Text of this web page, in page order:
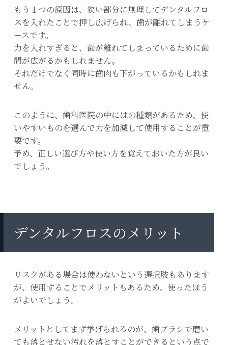
もう１つの原因は、狭い部分に無理してデンタルフロ
スを入れたことで押し広げられ、歯が離れてしまうケ
ースです。
力を入れすぎると、歯が離れてしまっているために歯
間が広がるかもしれません。
それだけでなく同時に歯肉も下がっているかもしれま
せん。
このように、歯科医院の中にはの種類があるため、使
いやすいものを選んで力を加減して使用することが重
要です。
予め、正しい選び方や使い方を覚えておいた方が良い
でしょう。
デンタルフロスのメリット
リスクがある場合は使わないという選択肢もあります
が、使用することでメリットもあるため、使ったほう
がよいでしょう。
メリットとしてまず挙げられるのが、歯ブラシで磨い
ても落とせない汚れを落とすことができるという点で